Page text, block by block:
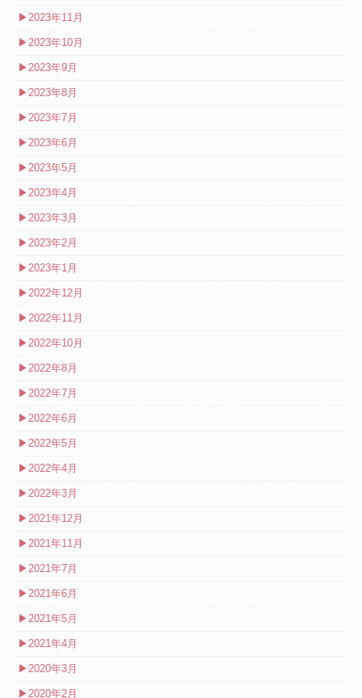
▶2023年11月
▶2023年10月
▶2023年9月
▶2023年8月
▶2023年7月
▶2023年6月
▶2023年5月
▶2023年4月
▶2023年3月
▶2023年2月
▶2023年1月
▶2022年12月
▶2022年11月
▶2022年10月
▶2022年8月
▶2022年7月
▶2022年6月
▶2022年5月
▶2022年4月
▶2022年3月
▶2021年12月
▶2021年11月
▶2021年7月
▶2021年6月
▶2021年5月
▶2021年4月
▶2020年3月
▶2020年2月